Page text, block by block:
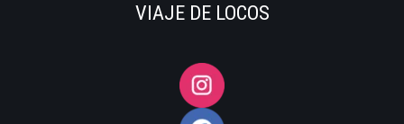
VIAJE DE LOCOS